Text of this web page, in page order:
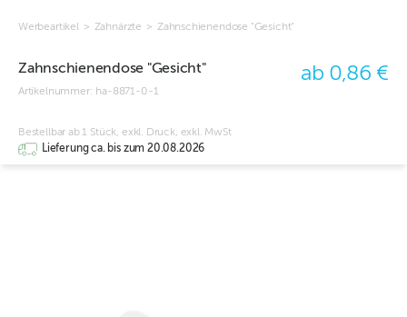
Werbeartikel > Zahnärzte > Zahnschienendose "Gesicht"
Zahnschienendose "Gesicht"
Artikelnummer: ha-8871-0-1
ab 0,86 €
Bestellbar ab 1 Stück, exkl. Druck, exkl. MwSt
Lieferung ca. bis zum 20.08.2026